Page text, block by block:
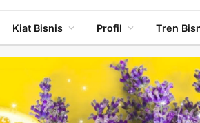
Kiat Bisnis Profil Tren